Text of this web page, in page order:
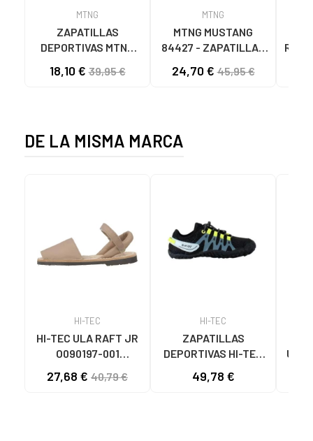
MTNG
ZAPATILLAS
DEPORTIVAS MTNG
HOMBRE
18,10 €39,95 €
MTNG
MTNG MUSTANG
84427 - ZAPATILLAS
KAKI MARRÓN
24,70 €45,95 €
DE LA MISMA MARCA
HI-TEC
HI-TEC ULA RAFT JR
O090197-001
INFANTILES
27,68 € 40,79 €
HI-TEC
ZAPATILLAS
DEPORTIVAS HI-TEC
LIME
49,78 €
ULA